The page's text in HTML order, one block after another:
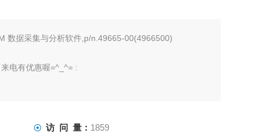
数据采集与分析软件,p/n.49665-00(4966500)
电有优惠喔=^_^= :
访 问 量： 1859